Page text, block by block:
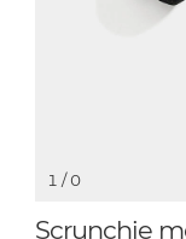
1 / 0
Scrunchie